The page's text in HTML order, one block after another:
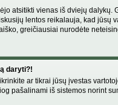
atsitikti vienas iš dviejų
lentos reikalauja, kad
greičiausiai nurodėte
daryti?!
ar tikrai jūsų įvestas
pašalinami iš sistemos norint